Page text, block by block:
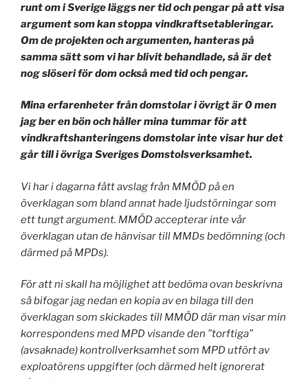
runt om i Sverige läggs ner tid och pengar på att visa
argument som kan stoppa vindkraftsetableringar.
Om de projekten och argumenten, hanteras på
samma sätt som vi har blivit behandlade, så är det
nog slöseri för dom också med tid och pengar.
Mina erfarenheter från domstolar i övrigt är 0 men
jag ber en bön och håller mina tummar för att
vindkraftshanteringens domstolar inte visar hur det
går till i övriga Sveriges Domstolsverksamhet.
Vi har i dagarna fått avslag från MMÖD på en
överklagan som bland annat hade ljudstörningar som
ett tungt argument. MMÖD accepterar inte vår
överklagan utan de hänvisar till MMDs bedömning (och
därmed på MPDs).
För att ni skall ha möjlighet att bedöma ovan beskrivna
så bifogar jag nedan en kopia av en bilaga till den
överklagan som skickades till MMÖD där man visar min
korrespondens med MPD visande den ”torftiga”
(avsaknade) kontrollverksamhet som MPD utfört av
exploatörens uppgifter (och därmed helt ignorerat